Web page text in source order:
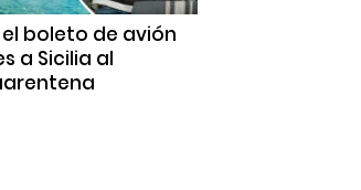
boleto de avión
a Sicilia al